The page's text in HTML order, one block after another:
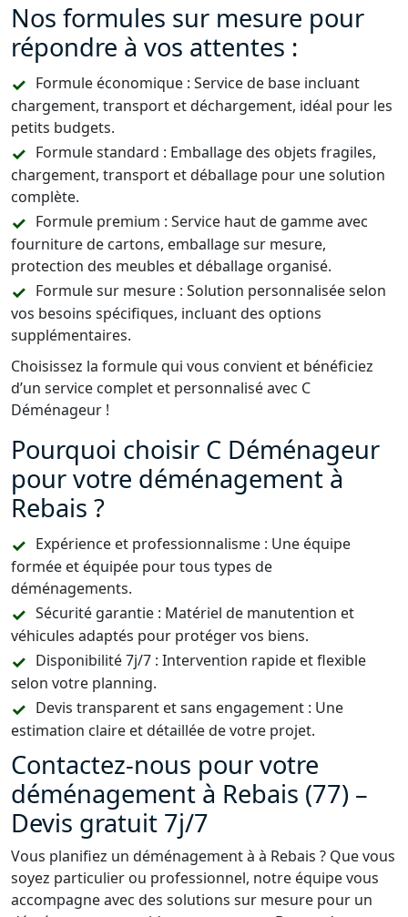
Nos formules sur mesure pour
répondre à vos attentes :
Formule économique : Service de base incluant
chargement, transport et déchargement, idéal pour les
petits budgets.
Formule standard : Emballage des objets fragiles,
chargement, transport et déballage pour une solution
complète.
Formule premium : Service haut de gamme avec
fourniture de cartons, emballage sur mesure,
protection des meubles et déballage organisé.
Formule sur mesure : Solution personnalisée selon
vos besoins spécifiques, incluant des options
supplémentaires.
Choisissez la formule qui vous convient et bénéficiez
d’un service complet et personnalisé avec C
Déménageur !
Pourquoi choisir C Déménageur
pour votre déménagement à
Rebais ?
Expérience et professionnalisme : Une équipe
formée et équipée pour tous types de
déménagements.
Sécurité garantie : Matériel de manutention et
véhicules adaptés pour protéger vos biens.
Disponibilité 7j/7 : Intervention rapide et flexible
selon votre planning.
Devis transparent et sans engagement : Une
estimation claire et détaillée de votre projet.
Contactez-nous pour votre
déménagement à Rebais (77) –
Devis gratuit 7j/7
Vous planifiez un déménagement à à Rebais ? Que vous
soyez particulier ou professionnel, notre équipe vous
accompagne avec des solutions sur mesure pour un